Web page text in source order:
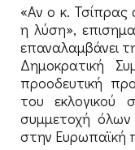
«Αν ο κ. Τσίπρας
η λύση»,
επαναλαμβάνει
Δημοκρατική
προοδευτική
του εκλογικού
συμμετοχή
στην Ευρωπαϊκή